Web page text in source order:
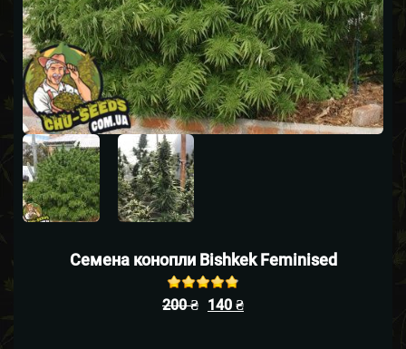
Семена конопли Bishkek Feminised
Rated
out
of 5 based
5
200₴ 140 ₴